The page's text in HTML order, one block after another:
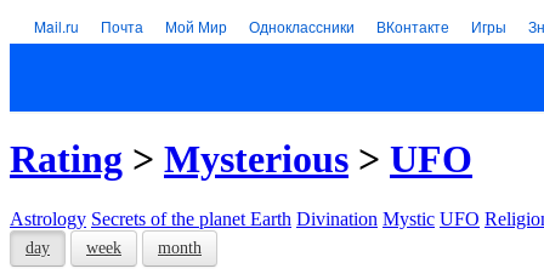
Mail.ru Почта Мой Мир Одноклассники ВКонтакте Игры
Rating > Mysterious > UFO
Astrology Secrets of the planet Earth Divination Mystic UFO
day week month